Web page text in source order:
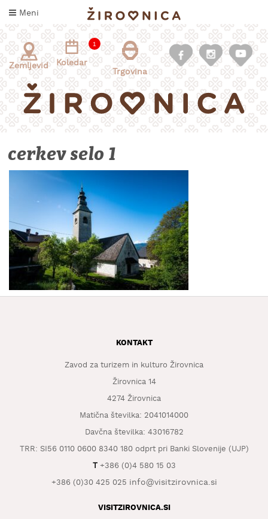
na
Meni
INFORMACIJE
KAJ
DOŽIVETI
OKUSITI
Zemljevid
1
Koledar
Trgovina
cerkev selo 1
KONTAKT
Zavod za turizem in kulturo Žirovnica
Žirovnica 14
4274 Žirovnica
Matična številka: 2041014000
Davčna številka: 43016782
TRR: SI56 0110 0600 8340 180 odprt pri Banki Slovenije (UJP)
T+386 (0)4 580 15 03
+386 (0)30 425 025 info@visitzirovnica.si
VISITZIROVNICA.SI